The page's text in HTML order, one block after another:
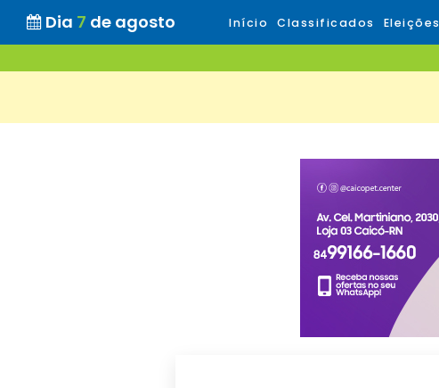
Dia 7 de agosto Início Classificados Eleições